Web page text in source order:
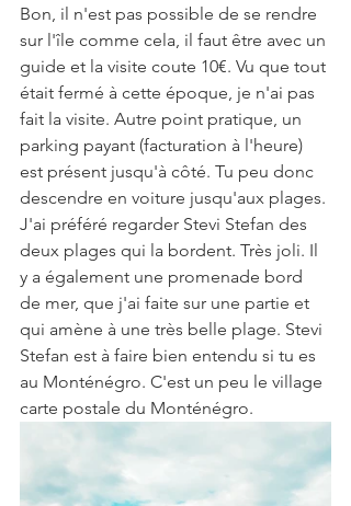
Bon, il n'est pas possible de se rendre
sur l'île comme cela, il faut être avec un
guide et la visite coute 10€. Vu que tout
était fermé à cette époque, je n'ai pas
fait la visite. Autre point pratique, un
parking payant (facturation à l'heure)
est présent jusqu'à côté. Tu peu donc
descendre en voiture jusqu'aux plages.
J'ai préféré regarder Stevi Stefan des
deux plages qui la bordent. Très joli. Il
y a également une promenade bord
de mer, que j'ai faite sur une partie et
qui amène à une très belle plage. Stevi
Stefan est à faire bien entendu si tu es
au Monténégro. C'est un peu le village
carte postale du Monténégro.